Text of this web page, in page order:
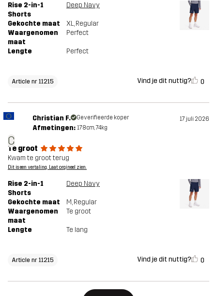
Rise 2-in-1
Shorts
Deep Navy
Gekochte maat XL, Regular
Waargenomen
maat
Perfect
Lengte Perfect
Article nr 11215 Vind je dit nuttig? 0
C
Christian F. Geverifieerde koper 17 juli 2026
Afmetingen: 178cm, 74kg
Te groot
Kwam te groot terug
Dit is een vertaling. Laat orgineel zien.
Rise 2-in-1
Shorts
Deep Navy
Gekochte maat M, Regular
Waargenomen
maat
Te groot
Lengte Te lang
Article nr 11215 Vind je dit nuttig? 0